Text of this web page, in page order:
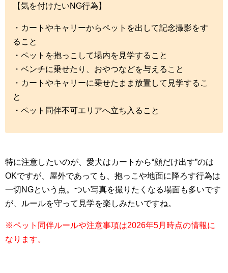
【気を付けたいNG行為】
・カートやキャリーからペットを出して記念撮影をす
ること
・ペットを抱っこして場内を見学すること
・ベンチに乗せたり、おやつなどを与えること
・カートやキャリーに乗せたまま放置して見学するこ
と
・ペット同伴不可エリアへ立ち入ること
特に注意したいのが、愛犬はカートから“顔だけ出す”のは
OKですが、屋外であっても、抱っこや地面に降ろす行為は
一切NGという点。つい写真を撮りたくなる場面も多いです
が、ルールを守って見学を楽しみたいですね。
※ペット同伴ルールや注意事項は2026年5月時点の情報に
なります。